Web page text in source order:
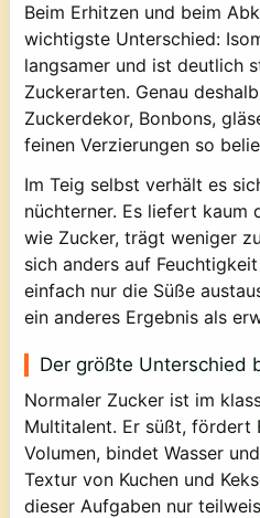
Beim Erhitzen und beim
wichtigste Unterschied:
langsamer und ist deutlich
Zuckerarten. Genau
Zuckerdekor, Bonbons,
feinen Verzierungen so
Im Teig selbst verhält es
nüchterner. Es liefert kaum
wie Zucker, trägt weniger
sich anders auf
einfach nur die Süße
ein anderes Ergebnis als
Der größte Unterschied
Normaler Zucker ist im
Multitalent. Er süßt, fördert
Volumen, bindet Wasser
Textur von Kuchen und
dieser Aufgaben nur